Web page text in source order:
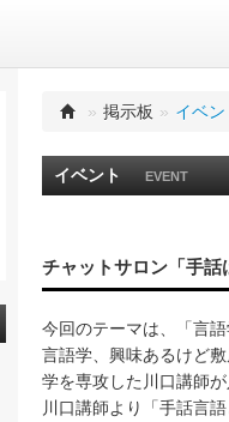
» 掲示板 » イベン
イベント EVENT
チャットサロン「手
今回のテーマは、「言語
言語学、興味あるけど
学を専攻した川口講師
川口講師より「手話言